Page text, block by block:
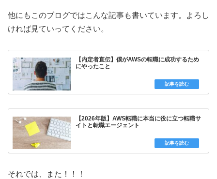
他にもこのブログではこんな記事も書いています。よろし
ければ見ていってください。
【内定者直伝】僕がAWSの転職に成功するため
にやったこと
【2026年版】AWS転職に本当に役に立つ転職サ
イトと転職エージェント
それでは、また！！！